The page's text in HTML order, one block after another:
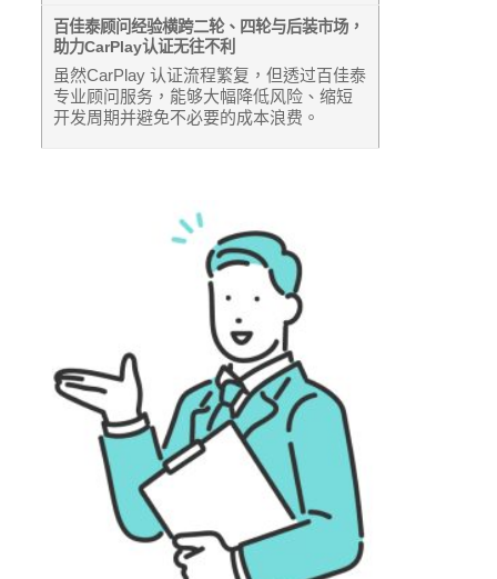
百佳泰顾问经验横跨二轮、四轮与后装市场，
助力CarPlay认证无往不利
虽然CarPlay 认证流程繁复，但透过百佳泰
专业顾问服务，能够大幅降低风险、缩短
开发周期并避免不必要的成本浪费。